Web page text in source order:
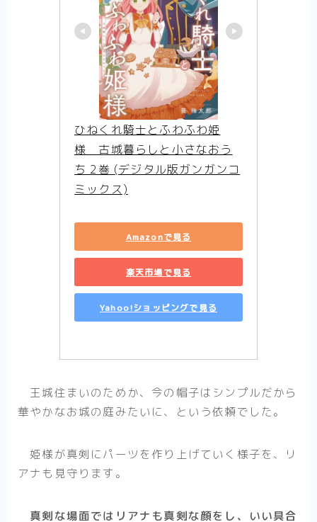
ひねくれ騎士とふわふわ姫
様　古城暮らしと小さなおう
ち 2巻 (デジタル版ガンガンコ
ミックス)
Amazonで見る
楽天市場で見る
Yahoo!ショッピングで見る
王城住まいのためか、今の帽子はシンプルだから
華やかなお城の庭みたいに、という依頼でした。
姫様が真剣にパーツを作り上げていく様子を、リ
アナも見守ります。
真剣な場面ではリアナも真剣な顔をし、いい具合